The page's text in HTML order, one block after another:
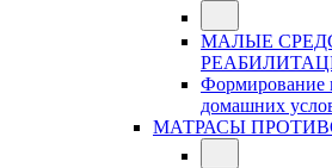
МАЛЫЕ
Формирование
домашних
МАТРАСЫ